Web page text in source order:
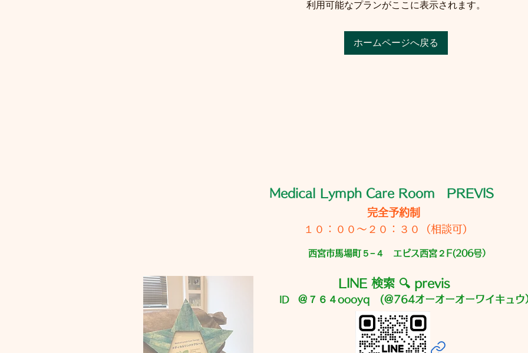
利用可能なプランがここに表示されます。
ホームページへ戻る
Medical Lymph Care Room PREVIS
完全予約制
１０：００〜２０：３０（相談可）
西宮市馬場町５−４ エビス西宮２F(206号）
LINE 検索 🔍 previs
ID ＠７６４oooyq (＠764オーオーオーワイキュウ